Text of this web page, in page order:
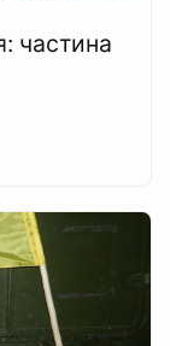
частина